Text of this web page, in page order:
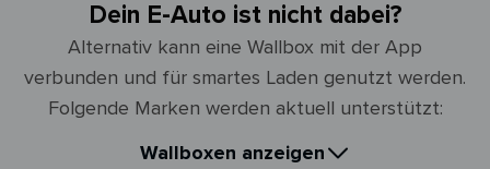
Dein E-Auto ist nicht dabei?
Alternativ kann eine Wallbox mit der App
verbunden und für smartes Laden genutzt werden.
Folgende Marken werden aktuell unterstützt:
Wallboxen anzeigen